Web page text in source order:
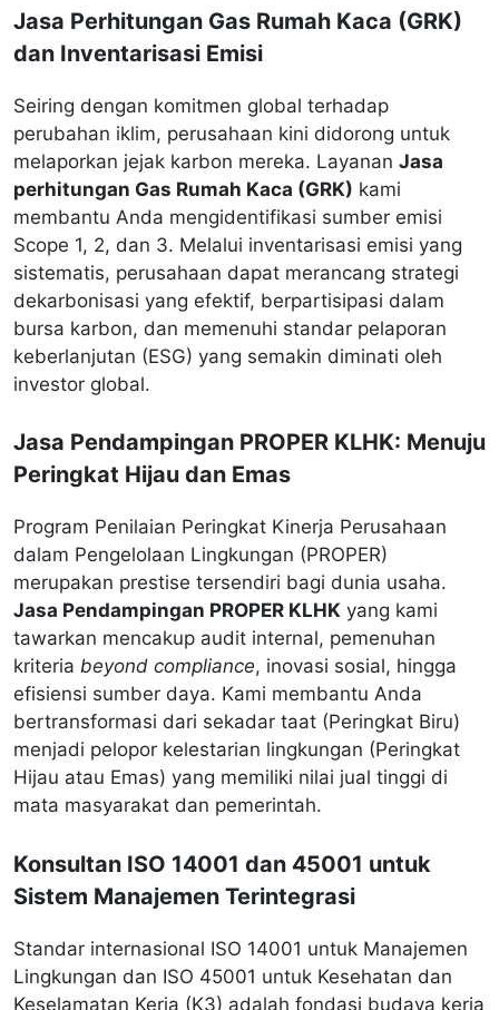
Jasa Perhitungan Gas Rumah Kaca (GRK)
dan Inventarisasi Emisi
Seiring dengan komitmen global terhadap
perubahan iklim, perusahaan kini didorong untuk
melaporkan jejak karbon mereka. Layanan Jasa
perhitungan Gas Rumah Kaca (GRK) kami
membantu Anda mengidentifikasi sumber emisi
Scope 1, 2, dan 3. Melalui inventarisasi emisi yang
sistematis, perusahaan dapat merancang strategi
dekarbonisasi yang efektif, berpartisipasi dalam
bursa karbon, dan memenuhi standar pelaporan
keberlanjutan (ESG) yang semakin diminati oleh
investor global.
Jasa Pendampingan PROPER KLHK: Menuju
Peringkat Hijau dan Emas
Program Penilaian Peringkat Kinerja Perusahaan
dalam Pengelolaan Lingkungan (PROPER)
merupakan prestise tersendiri bagi dunia usaha.
Jasa Pendampingan PROPER KLHK yang kami
tawarkan mencakup audit internal, pemenuhan
kriteria beyond compliance, inovasi sosial, hingga
efisiensi sumber daya. Kami membantu Anda
bertransformasi dari sekadar taat (Peringkat Biru)
menjadi pelopor kelestarian lingkungan (Peringkat
Hijau atau Emas) yang memiliki nilai jual tinggi di
mata masyarakat dan pemerintah.
Konsultan ISO 14001 dan 45001 untuk
Sistem Manajemen Terintegrasi
Standar internasional ISO 14001 untuk Manajemen
Lingkungan dan ISO 45001 untuk Kesehatan dan
Keselamatan Kerja (K3) adalah fondasi budaya kerja